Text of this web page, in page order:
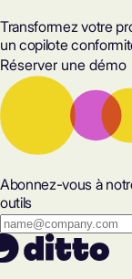
Transformez votre
un copilote
Réserver une démo
Abonnez-vous à
outils